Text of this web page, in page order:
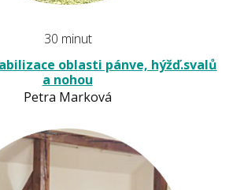
30 minut
oblasti pánve, hýžď.svalů
a nohou
Petra Marková